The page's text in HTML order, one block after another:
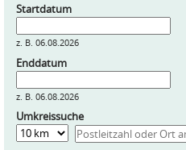
Startdatum
z. B. 06.08.2026
Enddatum
z. B. 06.08.2026
Umkreissuche
Entfernung